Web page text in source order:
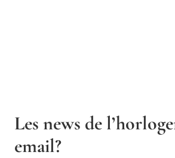
Les news de
email?